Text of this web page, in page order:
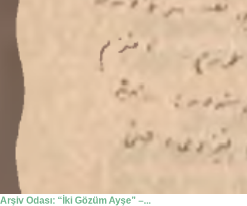
Arşiv Odası: “İki Gözüm Ayşe” –...